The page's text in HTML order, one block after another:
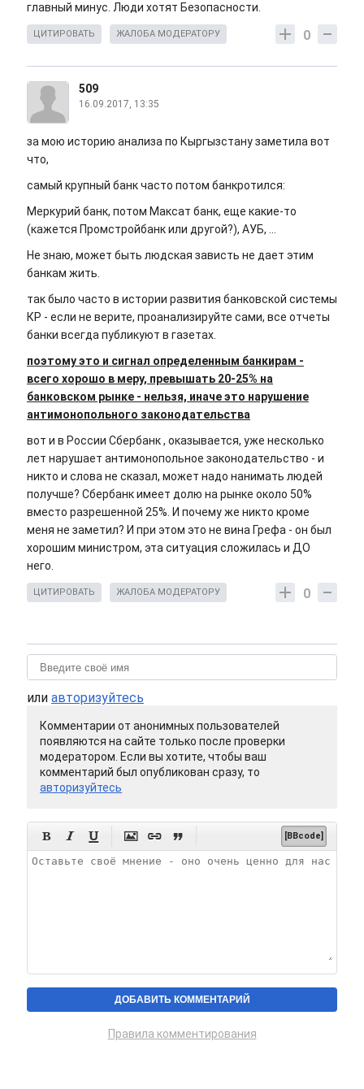
главный минус. Люди хотят Безопасности.
0
ЦИТИРОВАТЬ ЖАЛОБА МОДЕРАТОРУ
509
16.09.2017, 13:35
за мою историю анализа по Кыргызстану заметила вот
что,
самый крупный банк часто потом банкротился:
Меркурий банк, потом Максат банк, еще какие-то
(кажется Промстройбанк или другой?), АУБ, ...
Не знаю, может быть людская зависть не дает этим
банкам жить.
так было часто в истории развития банковской системы
КР - если не верите, проанализируйте сами, все отчеты
банки всегда публикуют в газетах.
поэтому это и сигнал определенным банкирам -
всего хорошо в меру, превышать 20-25% на
банковском рынке - нельзя, иначе это нарушение
антимонопольного законодательства
вот и в России Сбербанк , оказывается, уже несколько
лет нарушает антимонопольное законодательство - и
никто и слова не сказал, может надо нанимать людей
получше? Сбербанк имеет долю на рынке около 50%
вместо разрешенной 25%. И почему же никто кроме
меня не заметил? И при этом это не вина Грефа - он был
хорошим министром, эта ситуация сложилась и ДО
него.
0
ЦИТИРОВАТЬ ЖАЛОБА МОДЕРАТОРУ
или авторизуйтесь
Комментарии от анонимных пользователей
появляются на сайте только после проверки
модератором. Если вы хотите, чтобы ваш
комментарий был опубликован сразу, то
авторизуйтесь
      [BBcode]
Правила комментирования